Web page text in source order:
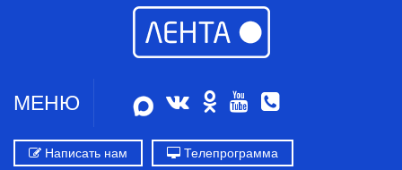
МЕНЮ
Написать нам Телепрограмма